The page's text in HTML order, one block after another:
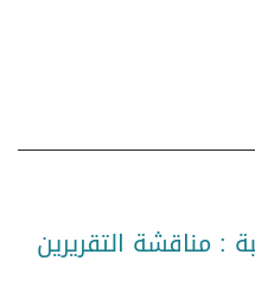
: مناقشة التقريرين